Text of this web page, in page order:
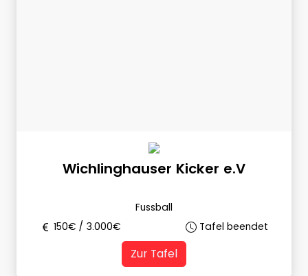
Wichlinghauser Kicker e.V
Fussball
150€ / 3.000€ Tafel beendet
Zur Tafel